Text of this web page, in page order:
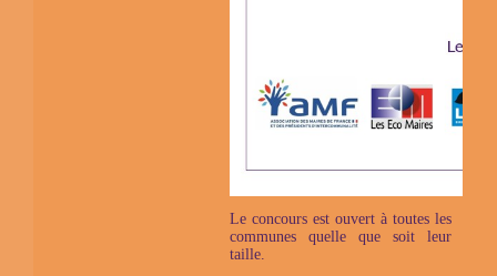
Le concours est ouvert à toutes les
communes quelle que soit leur
taille.